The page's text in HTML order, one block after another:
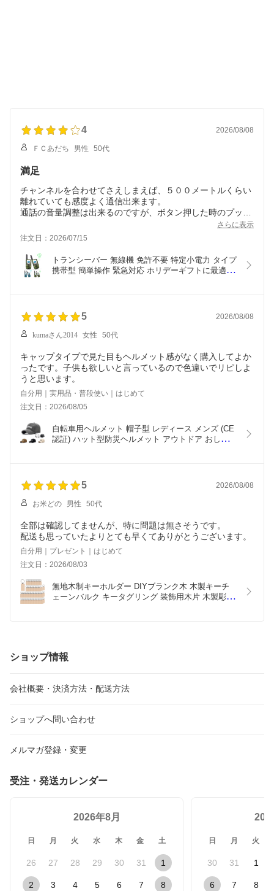
4 2026/08/08
ＦＣあだち 男性 50代
満足
チャンネルを合わせてさえしまえば、５００メートルくらい
離れていても感度よく通信出来ます。
通話の音量調整は出来るのですが、ボタン押した時のプッシ
さらに表示
注文日：2026/07/15
トランシーバー 無線機 免許不要 特定小電力 タイプ
携帯型 簡単操作 緊急対応 ホリデーギフトに最適 2
5 2026/08/08
kumaさん2014 女性 50代
キャップタイプで見た目もヘルメット感がなく購入してよか
ったです。子供も欲しいと言っているので色違いでリピしよ
うと思います。
自分用｜実用品・普段使い｜はじめて
注文日：2026/08/05
自転車用ヘルメット 帽子型 レディース メンズ (CE
認証) ハット型防災ヘルメット アウトドア おしゃれ
5 2026/08/08
お米どの 男性 50代
全部は確認してませんが、特に問題は無さそうです。
配送も思っていたよりとても早くてありがとうございます。
自分用｜プレゼント｜はじめて
注文日：2026/08/03
無地木制キーホルダー DIYブランク木 木製キーチ
ェーンバルク キータグリング 装飾用木片 木製彫刻
ショップ情報
会社概要・決済方法・配送方法
ショップへ問い合わせ
メルマガ登録・変更
受注・発送カレンダー
2026年8月
日 月 火 水 木 金 土
26 27 28 29 30 31 1
2 3 4 5 6 7 8
日 月 火
30 31 1
6 7 8